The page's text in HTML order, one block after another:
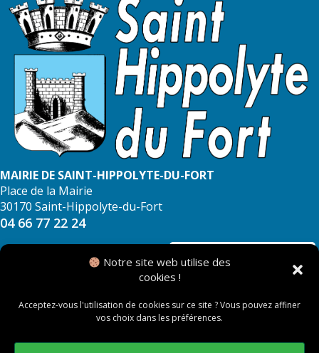
Notre site web utilise des
cookies !
Acceptez-vous l'utilisation de cookies sur ce site ? Vous pouvez affiner
vos choix dans les préférences.
MAIRIE DE SAINT-HIPPOLYTE-DU-FORT
Place de la Mairie
30170 Saint-Hippolyte-du-Fort
04 66 77 22 24
NOUS CONTACTER